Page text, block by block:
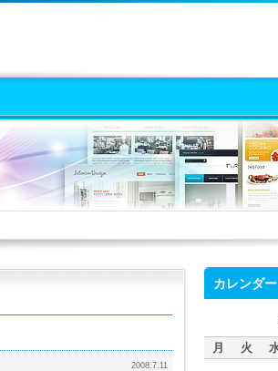
2008.7.11
カレンダー
月 火